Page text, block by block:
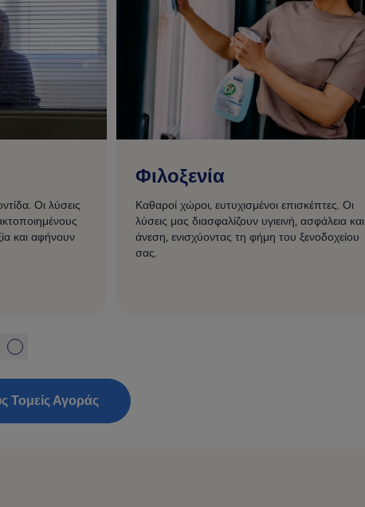
Οι λύσεις
και αφήνουν
Φιλοξενία
Καθαροί χώροι, ευτυχισμένοι επισκέπτες. Οι
λύσεις μας διασφαλίζουν υγιεινή, ασφάλεια και
άνεση, ενισχύοντας τη φήμη του ξενοδοχείου
σας.
Τομείς Αγοράς